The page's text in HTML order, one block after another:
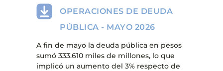
OPERACIONES DE DEUDA
PÚBLICA - MAYO 2026
A fin de mayo la deuda pública en pesos
sumó 333.610 miles de millones, lo que
implicó un aumento del 3% respecto de